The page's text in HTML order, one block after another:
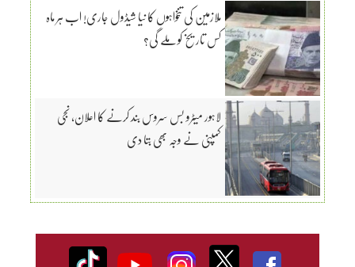
ملازمین کی تنخواہوں کا نیا شیڈول جاری! اب ہر ماہ
کس تاریخ کو ملے گی؟
لاہور میٹرو بس سروس بند کرنے کا اعلان، نجی
کمپنی نے وجہ بھی بتا دی